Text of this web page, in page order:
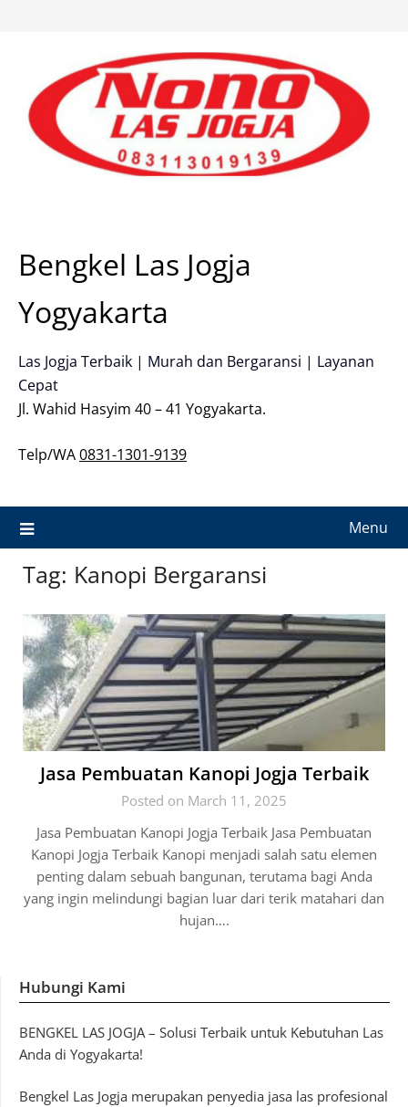
Bengkel Las Jogja
Yogyakarta
Las Jogja Terbaik | Murah dan Bergaransi | Layanan
Cepat
Jl. Wahid Hasyim 40 – 41 Yogyakarta.
Telp/WA0831-1301-9139
Menu
Tag: Kanopi Bergaransi
Jasa Pembuatan Kanopi Jogja Terbaik
Posted on March 11, 2025
Jasa Pembuatan Kanopi Jogja Terbaik Jasa Pembuatan
Kanopi Jogja Terbaik Kanopi menjadi salah satu elemen
penting dalam sebuah bangunan, terutama bagi Anda
yang ingin melindungi bagian luar dari terik matahari dan
hujan….
Hubungi Kami
BENGKEL LAS JOGJA – Solusi Terbaik untuk Kebutuhan Las
Anda di Yogyakarta!
Bengkel Las Jogja merupakan penyedia jasa las profesional